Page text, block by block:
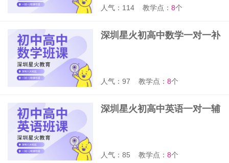
人气：114 教学点：8个
深圳星火初高中数学一对一补
人气：97 教学点：8个
深圳星火初高中英语一对一辅
人气：85 教学点：8个